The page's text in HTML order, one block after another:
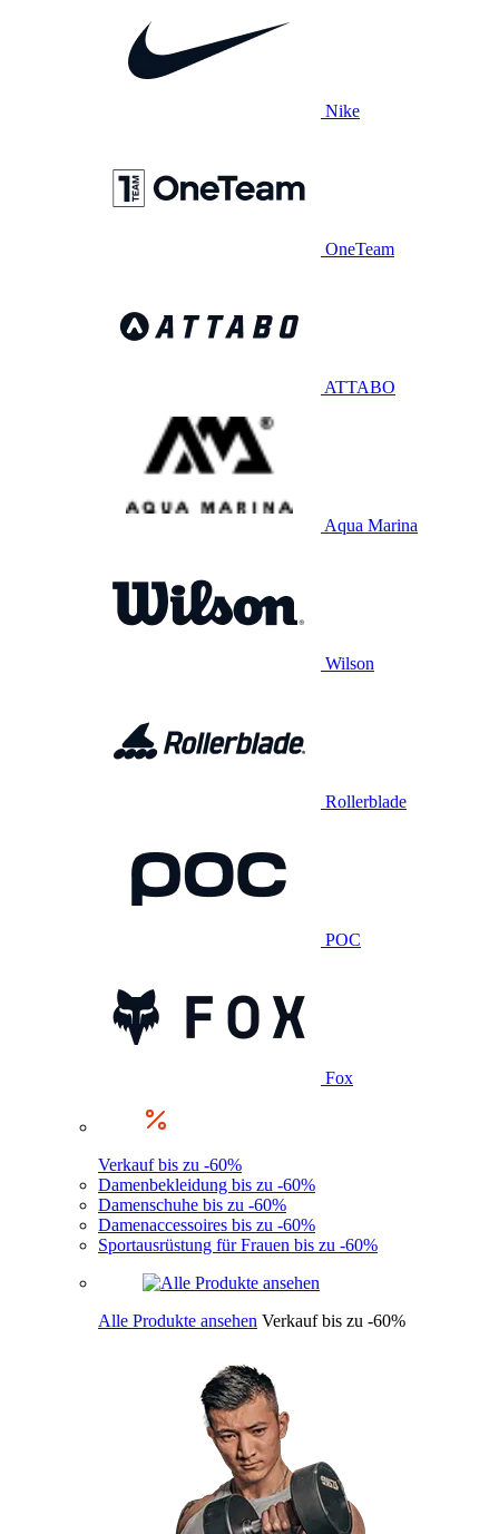
Nike
OneTeam
ATTABO
Aqua Marina
Wilson
Rollerblade
POC
Fox
Verkauf bis zu -60%
Damenbekleidung bis zu -60%
Damenschuhe bis zu -60%
Damenaccessoires bis zu -60%
Sportausrüstung für Frauen bis zu -60%
Alle Produkte ansehen Verkauf bis zu -60%